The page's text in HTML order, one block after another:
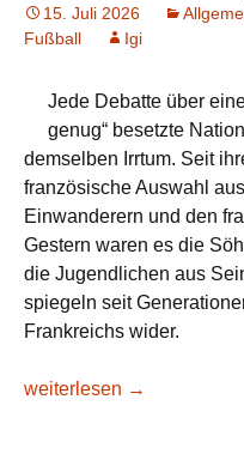
15. Juli 2026
Fußball
Igi
Jede Debatte über
genug“ besetzte
demselben Irrtum. Seit
französische Auswahl
Einwanderern und den
Gestern waren es die
die Jugendlichen aus
spiegeln seit
Frankreichs wider.
Kopa, Mekhloufi, Platini,
weiterlesen →